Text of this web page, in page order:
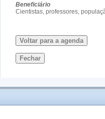
Beneficiário
Cientistas, professores,
Voltar para a agenda
Fechar